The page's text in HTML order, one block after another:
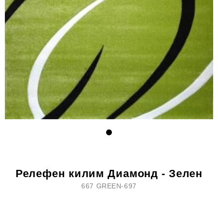
Релефен килим Диамонд - Зелен
667 GREEN-697